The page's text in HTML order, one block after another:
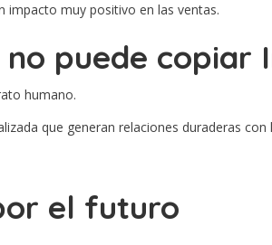
impacto muy positivo en las ventas.
puede copiar
humano.
que generan relaciones duraderas con
el futuro